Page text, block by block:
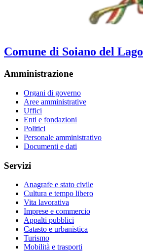
Comune di Soiano del Lago
Amministrazione
Organi di governo
Aree amministrative
Uffici
Enti e fondazioni
Politici
Personale amministrativo
Documenti e dati
Servizi
Anagrafe e stato civile
Cultura e tempo libero
Vita lavorativa
Imprese e commercio
Appalti pubblici
Catasto e urbanistica
Turismo
Mobilità e trasporti